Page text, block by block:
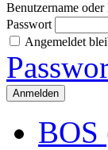
Benutzername
Passwort
Angemeldet
BOS